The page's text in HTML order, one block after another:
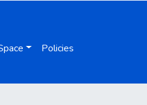
Policies